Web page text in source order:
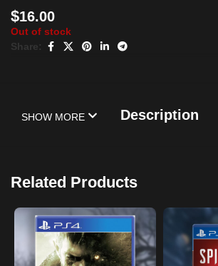
$16.00
Out of stock
Share:
Description
SHOW MORE
Related Products